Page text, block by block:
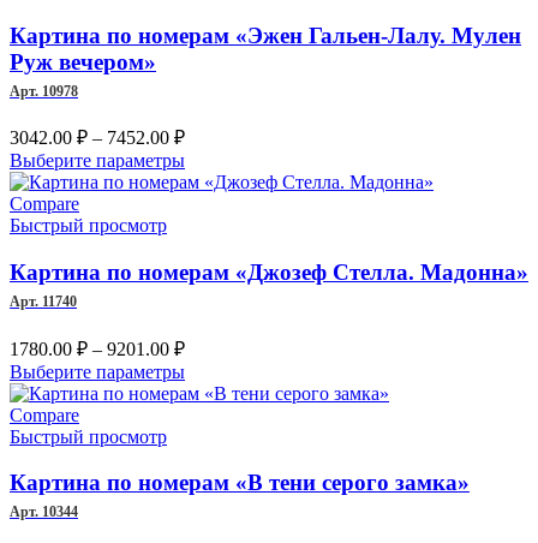
можно
выбрать
Картина по номерам «Эжен Гальен-Лалу. Мулен
Руж вечером»
Арт. 10978
3042.00 ₽ – 7452.00 ₽Диапазон
цен:
3042.00 ₽
Выберите параметрыЭтот
товар
Опции
можно
странице
товара.
Compare
Быстрый просмотр
Картина по номерам «Джозеф Стелла. Мадонна»
Арт. 11740
1780.00 ₽ – 9201.00 ₽Диапазон
цен:
1780.00 ₽
Выберите параметрыЭтот
товар
Опции
можно
Compare
Быстрый просмотр
Картина по номерам «В тени серого замка»
Арт. 10344